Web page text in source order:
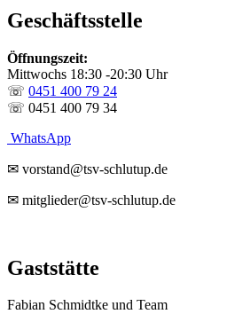
Geschäftsstelle
Öffnungszeit:
Mittwochs 18:30 -20:30 Uhr
☏ 0451 400 79 24
☏ 0451 400 79 34
WhatsApp
✉ vorstand@tsv-schlutup.de
✉ mitglieder@tsv-schlutup.de
Gaststätte
Fabian Schmidtke und Team